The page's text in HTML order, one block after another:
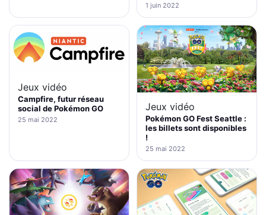
1 juin 2022
Jeux vidéo
Campfire, futur réseau
social de Pokémon GO
25 mai 2022
Jeux vidéo
Pokémon GO Fest Seattle :
les billets sont disponibles
!
25 mai 2022